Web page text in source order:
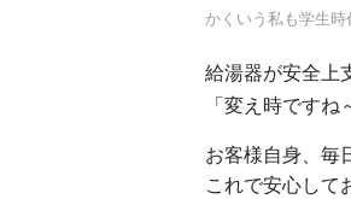
かくいう私も学生
給湯器が安全上
「変え時です
お客様自身、毎
これで安心して